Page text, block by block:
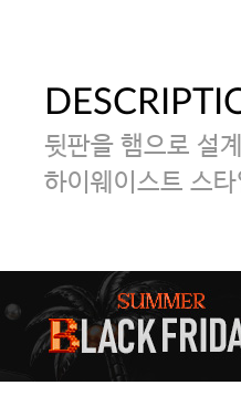
[썸머블프] 1만
[썸머블프] 2만
뒷판을 햄으로 설
하이웨이스트 스